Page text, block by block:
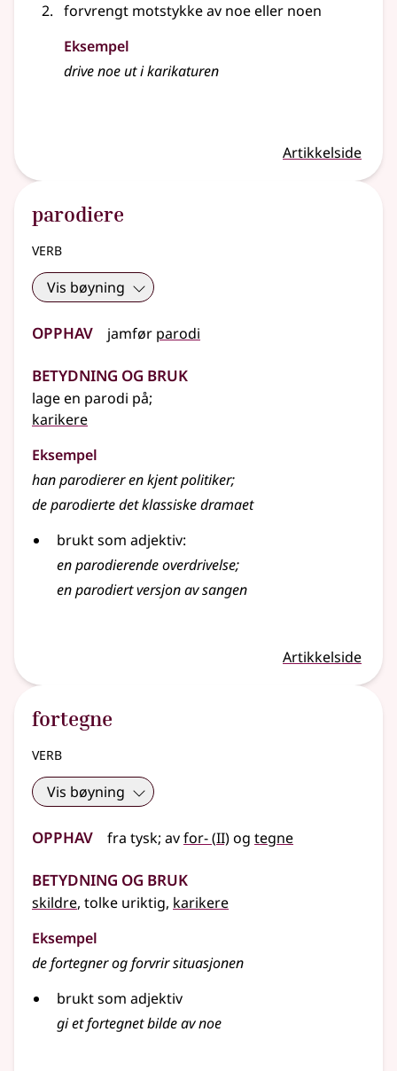
forvrengt motstykke av noe eller noen
Eksempel
drive noe ut ikarikaturen
Artikkelside
parodiere
verb
Vis bøyning
Opphav jamfør parodi
Betydning og bruk
lage en parodi på;
karikere
Eksempel
han parodierer en kjent politiker;
de parodierte det klassiske dramaet
brukt som adjektiv:
en parodierende overdrivelse;
en parodiert versjon av sangen
Artikkelside
fortegne
verb
Vis bøyning
Opphav fra tysk; avfor-(2
II)og tegne
Betydning og bruk
skildre, tolke uriktig, karikere
Eksempel
de fortegner og forvrir situasjonen
brukt som adjektiv
gi et fortegnet bilde av noe